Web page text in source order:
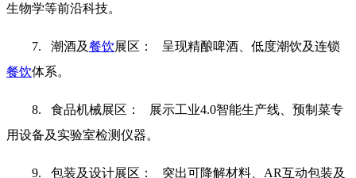
生物学等前沿科技。
7. 潮酒及餐饮展区： 呈现精酿啤酒、低度潮饮及连锁
餐饮体系。
8. 食品机械展区： 展示工业4.0智能生产线、预制菜专
用设备及实验室检测仪器。
9. 包装及设计展区： 突出可降解材料、AR互动包装及